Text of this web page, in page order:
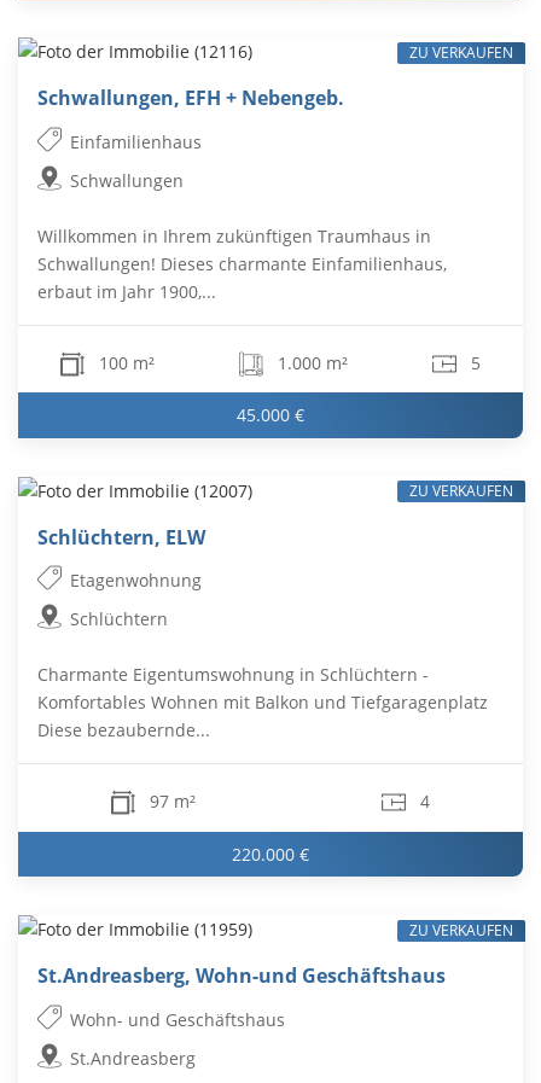
Schwallungen, EFH + Nebengeb.
Einfamilienhaus
Schwallungen
Willkommen in Ihrem zukünftigen Traumhaus in
Schwallungen! Dieses charmante Einfamilienhaus,
erbaut im Jahr 1900,...
100 m² 1.000 m² 5
45.000 €
ZU VERKAUFEN
Schlüchtern, ELW
Etagenwohnung
Schlüchtern
Charmante Eigentumswohnung in Schlüchtern -
Komfortables Wohnen mit Balkon und Tiefgaragenplatz
Diese bezaubernde...
97 m² 4
220.000 €
ZU VERKAUFEN
St.Andreasberg, Wohn-und Geschäftshaus
Wohn- und Geschäftshaus
St.Andreasberg
ZU VERKAUFEN